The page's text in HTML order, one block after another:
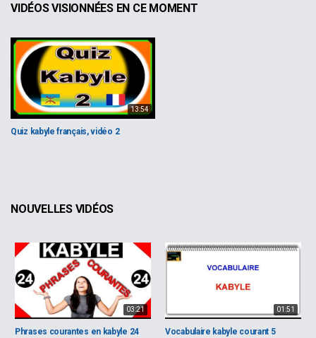
VIDÉOS VISIONNÉES EN CE MOMENT
13:54
Quiz kabyle français, vidéo 2
NOUVELLES VIDÉOS
03:21
Phrases courantes en kabyle 24
01:51
Vocabulaire kabyle courant 5